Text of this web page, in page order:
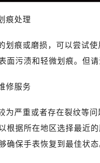
佛山市禅城区季华五路57
南通市崇川区工农路57号
南宁市青秀区金湖路59号
青岛市南区山东路6号华润
痕处理
划痕或磨损，可以尝试
面污渍和轻微划痕。但
修服务
为严重或者存在裂纹等
根据所在地区选择最近
确保手表恢复到最佳状态